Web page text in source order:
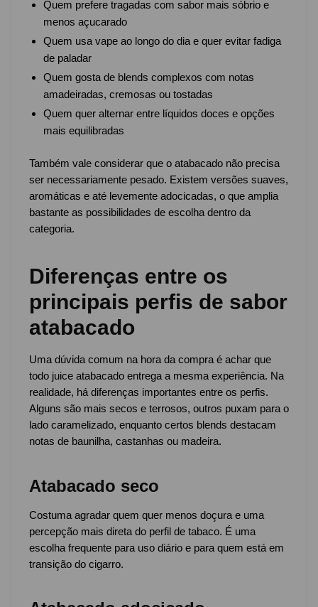
Quem prefere tragadas com sabor mais sóbrio e
menos açucarado
Quem usa vape ao longo do dia e quer evitar fadiga
de paladar
Quem gosta de blends complexos com notas
amadeiradas, cremosas ou tostadas
Quem quer alternar entre líquidos doces e opções
mais equilibradas
Também vale considerar que o atabacado não precisa
ser necessariamente pesado. Existem versões suaves,
aromáticas e até levemente adocicadas, o que amplia
bastante as possibilidades de escolha dentro da
categoria.
Diferenças entre os
principais perfis de sabor
atabacado
Uma dúvida comum na hora da compra é achar que
todo juice atabacado entrega a mesma experiência. Na
realidade, há diferenças importantes entre os perfis.
Alguns são mais secos e terrosos, outros puxam para o
lado caramelizado, enquanto certos blends destacam
notas de baunilha, castanhas ou madeira.
Atabacado seco
Costuma agradar quem quer menos doçura e uma
percepção mais direta do perfil de tabaco. É uma
escolha frequente para uso diário e para quem está em
transição do cigarro.